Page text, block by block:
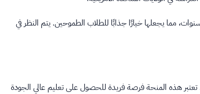
يصل إلى 105,390 دولارًا على مدى أربع سنوات، مما يجعلها خيارًا جذابًا للطلاب الطموحين. يتم النظر في
تعتبر هذه المنحة فرصة فريدة للحصول على تعليم عالي الجودة